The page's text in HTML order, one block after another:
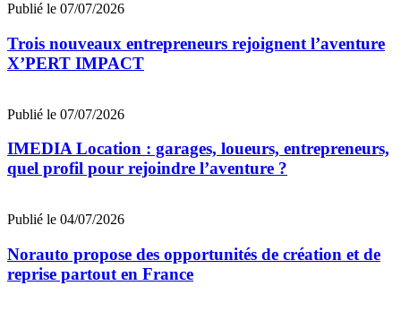
Publié le 07/07/2026
Trois nouveaux entrepreneurs rejoignent l’aventure
X’PERT IMPACT
Publié le 07/07/2026
IMEDIA Location : garages, loueurs, entrepreneurs,
quel profil pour rejoindre l’aventure ?
Publié le 04/07/2026
Norauto propose des opportunités de création et de
reprise partout en France